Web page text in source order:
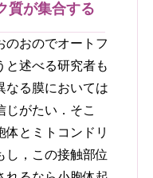
質が集合する
おのでオートフ
と述べる研究者も
なる膜においては
じがたい．そこ
体とミトコンドリ
し，この接触部位